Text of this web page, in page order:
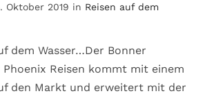
Oktober 2019 in Reisen auf dem
dem Wasser…Der Bonner
Reisen kommt mit einem
den Markt und erweitert mit der